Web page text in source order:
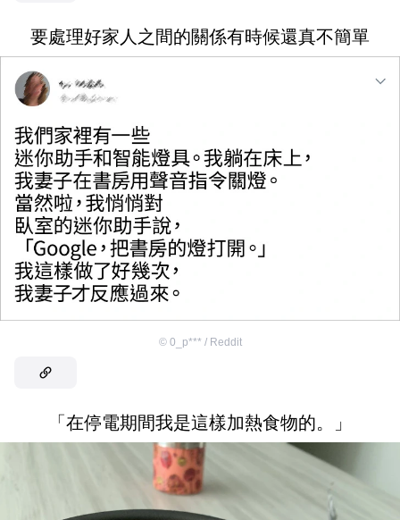
要處理好家人之間的關係有時候還真不簡單
© 0_p*** / Reddit
「在停電期間我是這樣加熱食物的。」